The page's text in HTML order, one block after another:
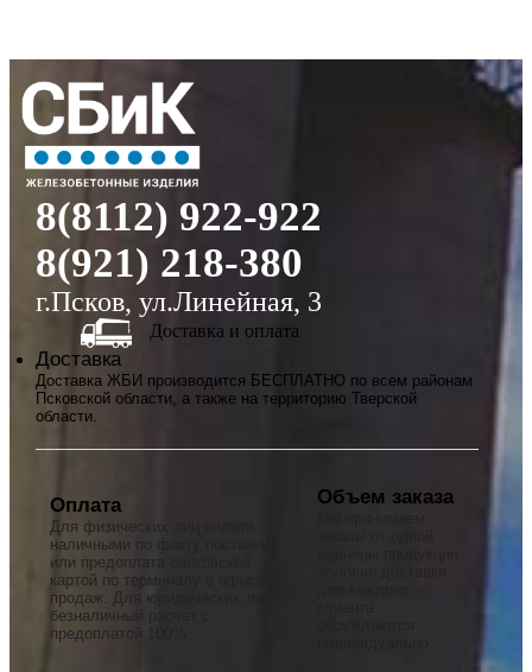
8(8112) 922-922
8(921) 218-380
г.Псков, ул.Линейная, 3
Доставка и оплата
Доставка
Доставка ЖБИ производится БЕСПЛАТНО по всем районам
Псковской области, а также на территорию Тверской
области.
Оплата
Для физических лиц оплата
наличными по факту поставки
или предоплата банковской
картой по терминалу в офисе
продаж. Для юридических лиц -
безналичный расчет с
предоплатой 100%.
Объем заказа